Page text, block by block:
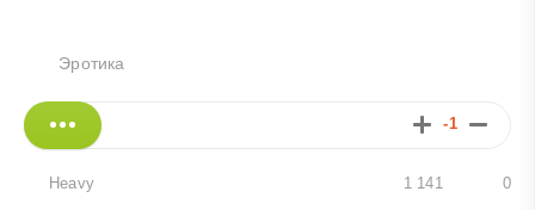
Эротика
-1
Heavy 0
1 141